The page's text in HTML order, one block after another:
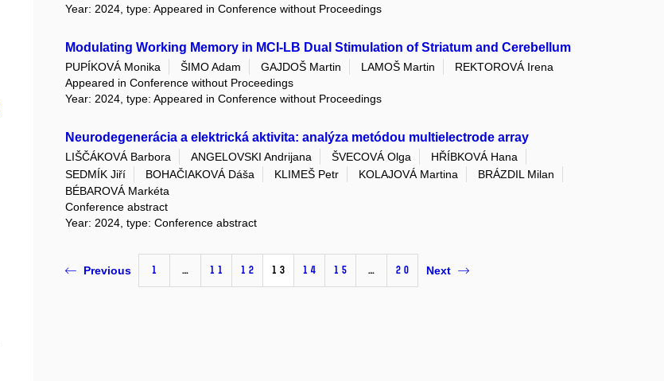
Year: 2024, type: Appeared in Conference without Proceedings
Modulating Working Memory in MCI-LB Dual Stimulation of Striatum and Cerebellum
PUPÍKOVÁ Monika ŠIMO Adam GAJDOŠ Martin LAMOŠ Martin
REKTOROVÁ Irena
Appeared in Conference without Proceedings
Year: 2024, type: Appeared in Conference without Proceedings
Neurodegenerácia a elektrická aktivita: analýza metódou multielectrode array
LIŠČÁKOVÁ Barbora ANGELOVSKI Andrijana ŠVECOVÁ Olga
HŘÍBKOVÁ Hana
SEDMÍK Jiří
BOHAČIAKOVÁ Dáša KLIMEŠ Petr KOLAJOVÁ Martina
BRÁZDIL Milan
BÉBAROVÁ Markéta
Conference abstract
Year: 2024, type: Conference abstract
Previous 1 … 11 12 13 14 15 … 20 Next